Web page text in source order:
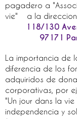
pagadero a
vie"
a la
118/130
97171
La importancia de
diferencia de los
adquiridos de
corporativas, por
"Un jour dans la vie
independencia y